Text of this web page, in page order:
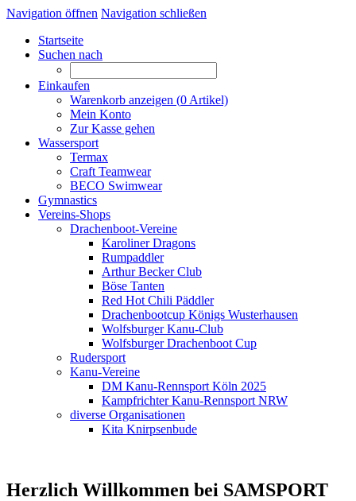
Navigation öffnen Navigation schließen
Startseite
Suchen nach
Einkaufen
Warenkorb anzeigen (0 Artikel)
Mein Konto
Zur Kasse gehen
Wassersport
Termax
Craft Teamwear
BECO Swimwear
Gymnastics
Vereins-Shops
Drachenboot-Vereine
Karoliner Dragons
Rumpaddler
Arthur Becker Club
Böse Tanten
Red Hot Chili Päddler
Drachenbootcup Königs Wusterhausen
Wolfsburger Kanu-Club
Wolfsburger Drachenboot Cup
Rudersport
Kanu-Vereine
DM Kanu-Rennsport Köln 2025
Kampfrichter Kanu-Rennsport NRW
diverse Organisationen
Kita Knirpsenbude
Herzlich Willkommen bei SAMSPORT